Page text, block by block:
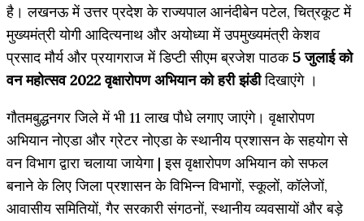
है। लखनऊ में उत्तर प्रदेश के राज्यपाल आनंदीबेन पटेल, चित्रकूट में
मुख्यमंत्री योगी आदित्यनाथ और अयोध्या में उपमुख्यमंत्री केशव
प्रसाद मौर्य और प्रयागराज में डिप्टी सीएम ब्रजेश पाठक5 जुलाई को
वन महोत्सव 2022 वृक्षारोपण अभियान को हरी झंडीदिखाएंगे ।
गौतमबुद्धनगर जिले में भी 11 लाख पौधे लगाए जाएंगे। वृक्षारोपण
अभियान नोएडा और ग्रेटर नोएडा के स्थानीय प्रशासन के सहयोग से
वन विभाग द्वारा चलाया जायेगा | इस वृक्षारोपण अभियान को सफल
बनाने के लिए जिला प्रशासन के विभिन्न विभागों, स्कूलों, कॉलेजों,
आवासीय समितियों, गैर सरकारी संगठनों, स्थानीय व्यवसायों और बड़े